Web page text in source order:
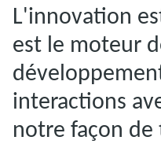
L'innovation
est le moteur
interactions
notre façon de